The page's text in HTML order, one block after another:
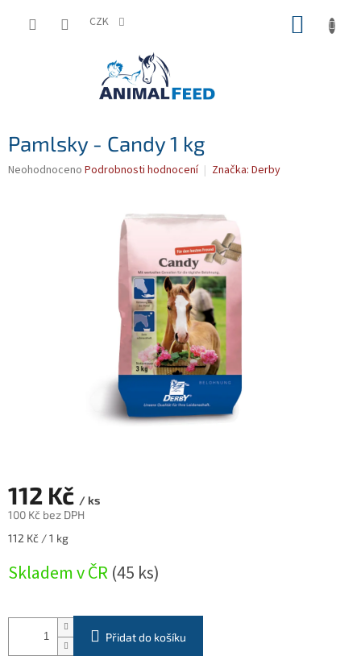
CZK
Pamlsky - Candy 1 kg
Průměrné
Neohodnoceno Podrobnosti hodnocení Značka: Derby
112 Kč / ks
100 Kč bez DPH
Měrná
112 Kč / 1 kg
Skladem v ČR (45 ks)
Přidat do košíku